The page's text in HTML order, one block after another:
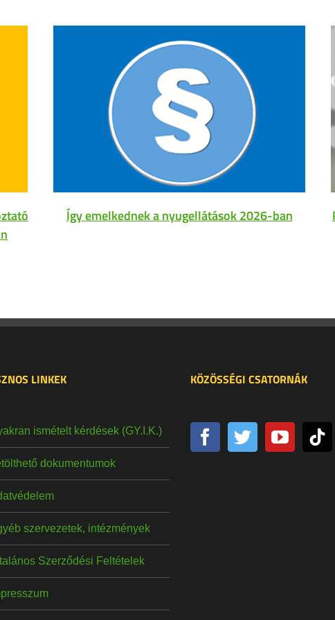
Így emelkednek a nyugellátások 2026-ban
LINKEK
ismételt kérdések (GY.I.K.)
dokumentumok
szervezetek, intézmények
Szerződési Feltételek
KÖZÖSSÉGI CSATORNÁK